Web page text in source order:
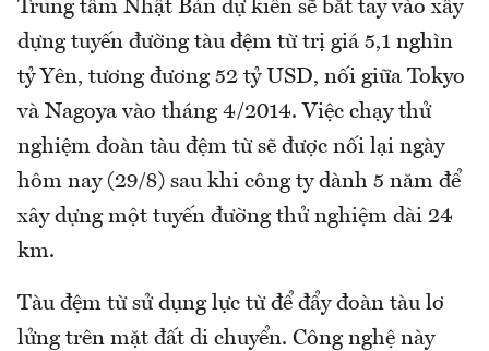
Trung tâm Nhật Bản dự kiến sẽ bắt tay vào xây
dựng tuyến đường tàu đệm từ trị giá 5,1 nghìn
tỷ Yên, tương đương 52 tỷ USD, nối giữa Tokyo
và Nagoya vào tháng 4/2014. Việc chạy thử
nghiệm đoàn tàu đệm từ sẽ được nối lại ngày
hôm nay (29/8) sau khi công ty dành 5 năm để
xây dựng một tuyến đường thử nghiệm dài 24
km.
Tàu đệm từ sử dụng lực từ để đẩy đoàn tàu lơ
lửng trên mặt đất di chuyển. Công nghệ này